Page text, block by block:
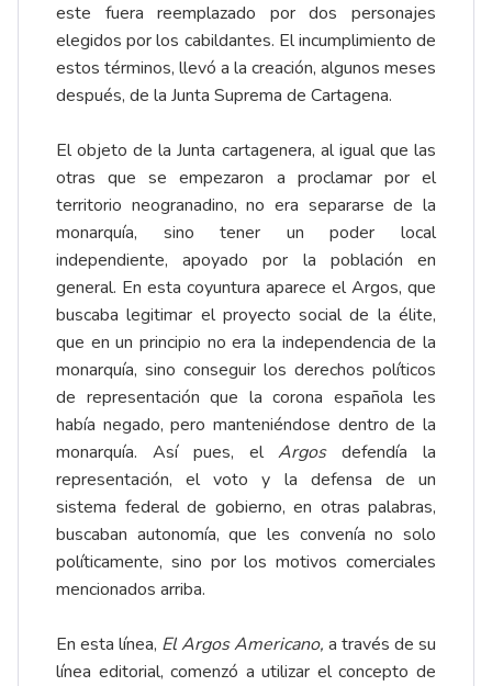
este fuera reemplazado por dos personajes
elegidos por los cabildantes. El incumplimiento de
estos términos, llevó a la creación, algunos meses
después, de la Junta Suprema de Cartagena.
El objeto de la Junta cartagenera, al igual que las
otras que se empezaron a proclamar por el
territorio neogranadino, no era separarse de la
monarquía, sino tener un poder local
independiente, apoyado por la población en
general. En esta coyuntura aparece el Argos, que
buscaba legitimar el proyecto social de la élite,
que en un principio no era la independencia de la
monarquía, sino conseguir los derechos políticos
de representación que la corona española les
había negado, pero manteniéndose dentro de la
monarquía. Así pues, elArgosdefendía la
representación, el voto y la defensa de un
sistema federal de gobierno, en otras palabras,
buscaban autonomía, que les convenía no solo
políticamente, sino por los motivos comerciales
mencionados arriba.
En esta línea, El Argos Americano, a través de su
línea editorial, comenzó a utilizar el concepto de